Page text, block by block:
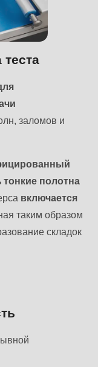
заломов и
тонкие полотна
включается
таким образом
складок